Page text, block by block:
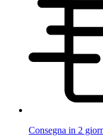
Consegna in 2